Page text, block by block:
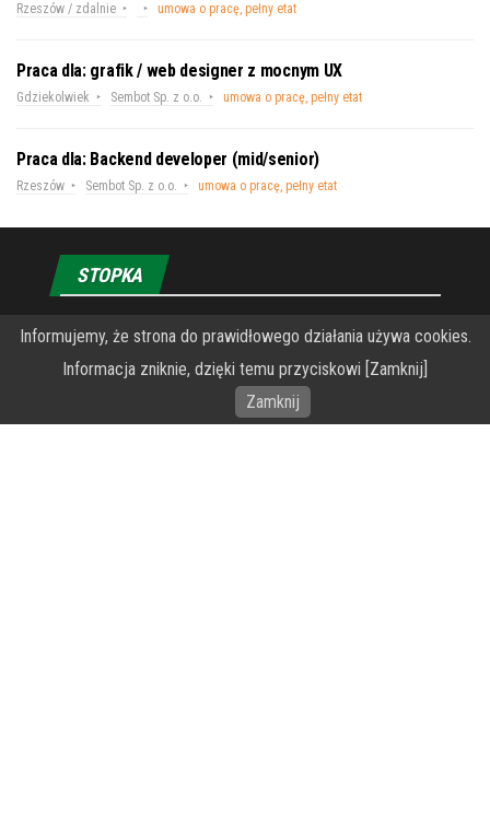
Rzeszów / zdalnie umowa o pracę, pełny etat
Praca dla: grafik / web designer z mocnym UX
Gdziekolwiek Sembot Sp. z o.o. umowa o pracę, pełny etat
Praca dla: Backend developer (mid/senior)
Rzeszów Sembot Sp. z o.o. umowa o pracę, pełny etat
STOPKA
O Fundacji PRZEkarpacie
Wykonanie portalu – specjaliści stron www WordPress
Informujemy, że strona do prawidłowego działania używa cookies.
Informacja zniknie, dzięki temu przyciskowi [Zamknij]
Zamknij